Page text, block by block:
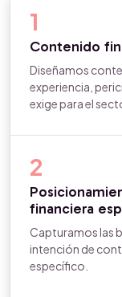
1
Contenido
Diseñamos
experiencia,
exige para el
2
financiera
Capturamos las
intención de
específico.